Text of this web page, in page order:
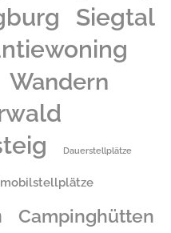
Siegtal
Wandern
Dauerstellplätze
Campinghütten